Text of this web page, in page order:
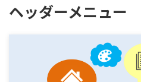
WordPress標
アクセス解析 アドセンス
ヘッダーメニュー